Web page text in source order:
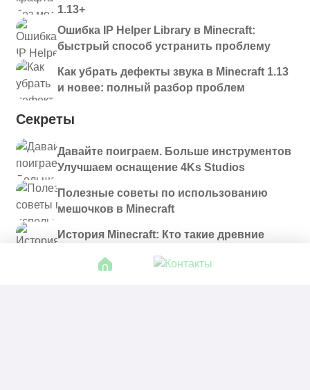
1.13+
Ошибка IP Helper Library в Minecraft:
быстрый способ устранить проблему
Как убрать дефекты звука в Minecraft 1.13
и новее: полный разбор проблем
Секреты
Давайте поиграем. Больше инструментов
Улучшаем оснащение 4Ks Studios
Полезные советы по использованию
мешочков в Minecraft
История Minecraft: Кто такие древние